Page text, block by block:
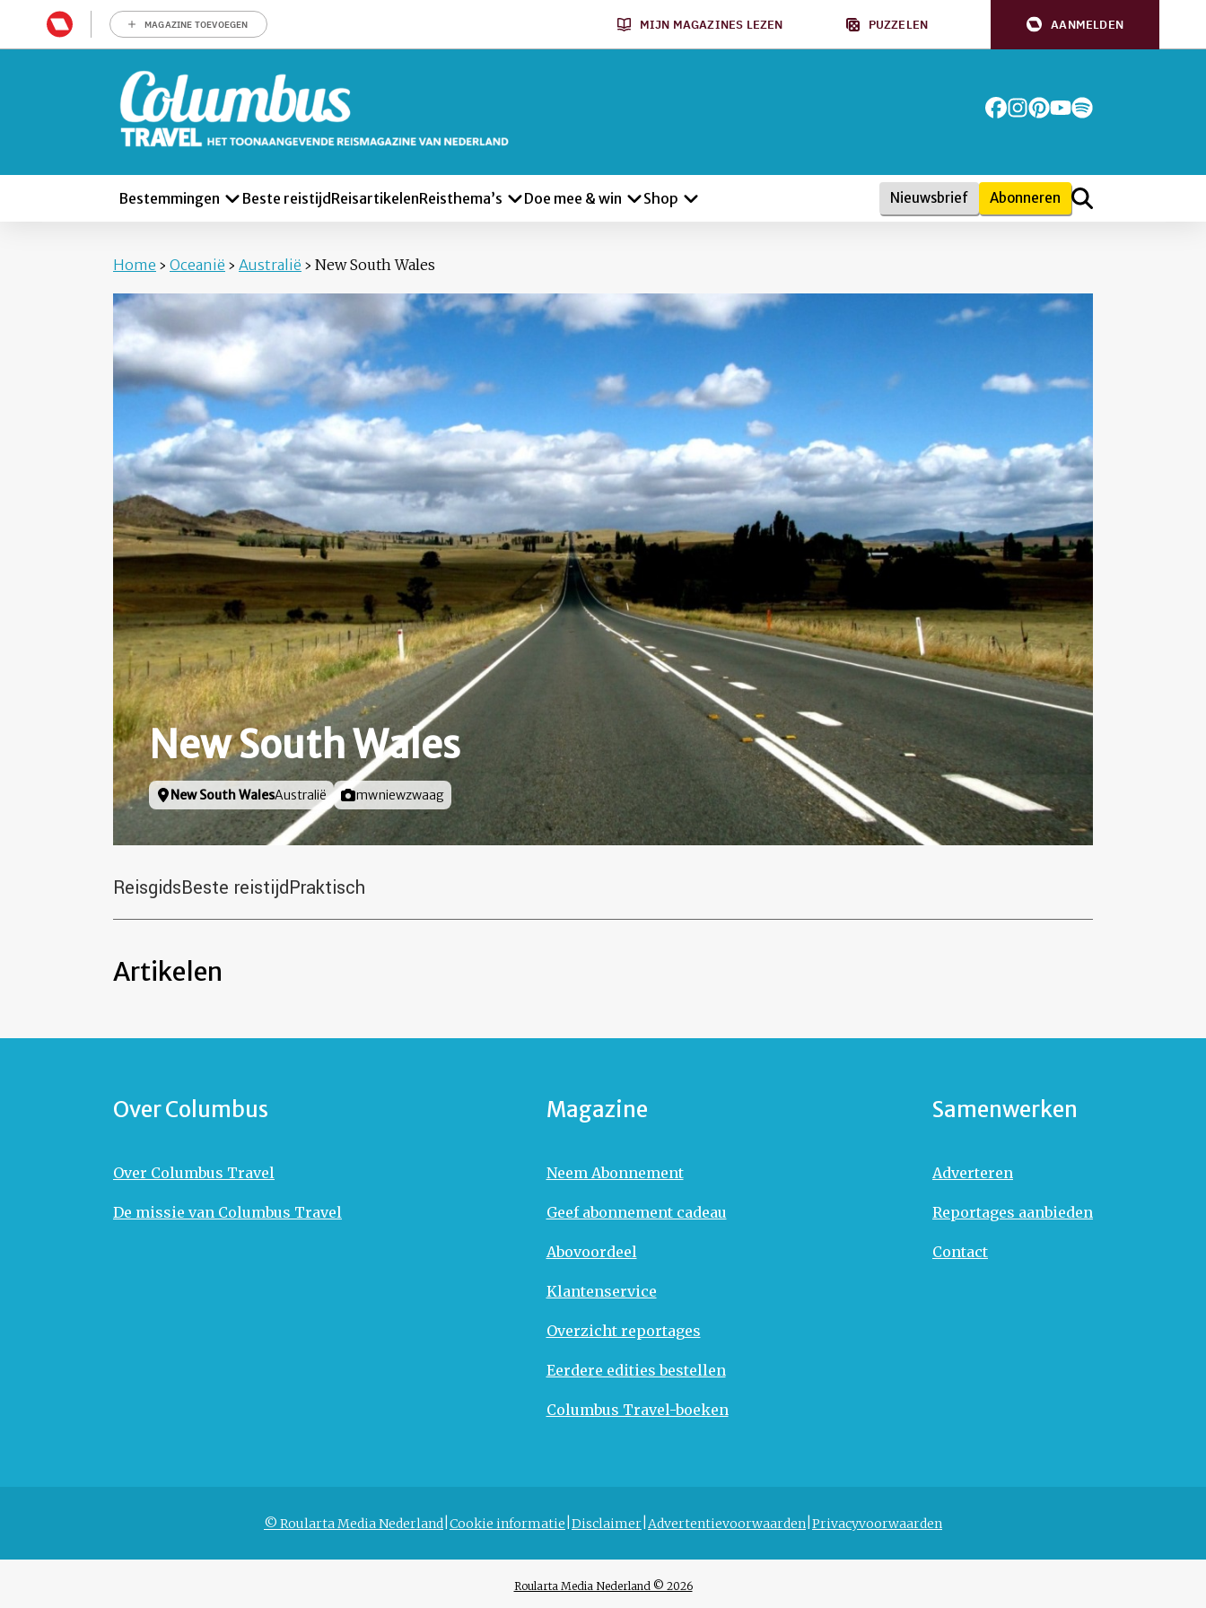
MAGAZINE TOEVOEGEN MIJN MAGAZINES LEZEN PUZZELEN AANMELDEN
Bestemmingen Beste reistijd ReisartikelenReisthema’s Doe mee & win Shop Nieuwsbrief Abonneren
Home › Oceanië › Australië › New South Wales
New South Wales
Locatie
New South WalesAustralië Foto door
mwniewzwaag
ReisgidsBeste reistijdPraktisch
Artikelen
Over Columbus
Over Columbus Travel
De missie van Columbus Travel
Magazine
Neem Abonnement
Geef abonnement cadeau
Abovoordeel
Klantenservice
Overzicht reportages
Eerdere edities bestellen
Columbus Travel-boeken
Samenwerken
Adverteren
Reportages aanbieden
Contact
© Roularta Media Nederland Cookie informatie Disclaimer Advertentievoorwaarden Privacyvoorwaarden
Roularta Media Nederland © 2026